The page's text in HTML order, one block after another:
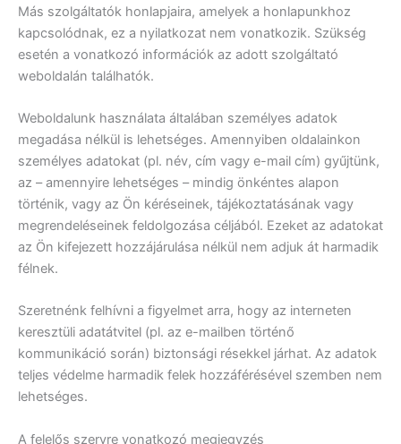
Más szolgáltatók honlapjaira, amelyek a honlapunkhoz
kapcsolódnak, ez a nyilatkozat nem vonatkozik. Szükség
esetén a vonatkozó információk az adott szolgáltató
weboldalán találhatók.
Weboldalunk használata általában személyes adatok
megadása nélkül is lehetséges. Amennyiben oldalainkon
személyes adatokat (pl. név, cím vagy e-mail cím) gyűjtünk,
az – amennyire lehetséges – mindig önkéntes alapon
történik, vagy az Ön kéréseinek, tájékoztatásának vagy
megrendeléseinek feldolgozása céljából. Ezeket az adatokat
az Ön kifejezett hozzájárulása nélkül nem adjuk át harmadik
félnek.
Szeretnénk felhívni a figyelmet arra, hogy az interneten
keresztüli adatátvitel (pl. az e-mailben történő
kommunikáció során) biztonsági résekkel járhat. Az adatok
teljes védelme harmadik felek hozzáférésével szemben nem
lehetséges.
A felelős szervre vonatkozó megjegyzés